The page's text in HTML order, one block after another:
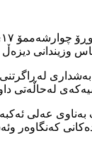
دیزەڵ
بۆ
ڕۆژی سێشەممۆ ۱۶ی